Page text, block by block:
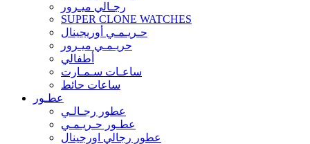
رجـالي ميـرور
SUPER CLONE WATCHES
حـريـمـي أوريجينال
حريـمـي ميـرور
أطفالي
ساعـات سـمـارت
ساعات حائط
عطـور
عطور رجـالـي
عطـور حـريـمـي
عطور رجالي اورجينال